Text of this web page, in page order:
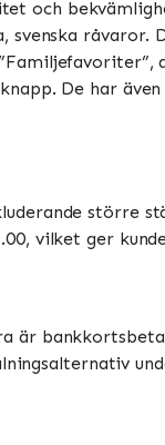
och
De har
större
vilket ger